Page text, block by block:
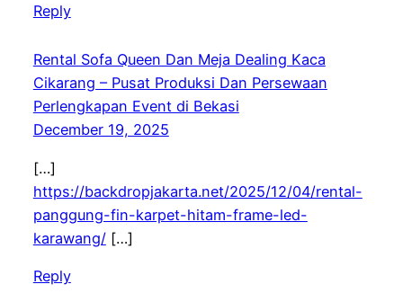
Reply
Rental Sofa Queen Dan Meja Dealing Kaca
Cikarang – Pusat Produksi Dan Persewaan
Perlengkapan Event di Bekasi
December 19, 2025
[…]
https://backdropjakarta.net/2025/12/04/rental-
panggung-fin-karpet-hitam-frame-led-
karawang/[…]
Reply